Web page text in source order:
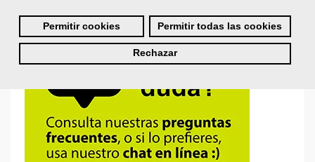
Permitir cookies Permitir todas las cookies
Rechazar